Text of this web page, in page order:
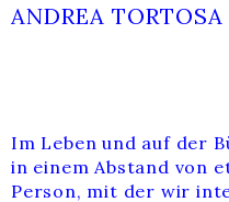
ANDREA TORTOSA
Im Leben und auf der
in einem Abstand von
Person, mit der wir